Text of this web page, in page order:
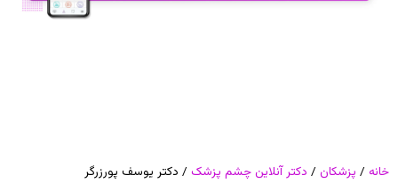
خانه / پزشکان / دکتر آنلاین چشم پزشک / دکتر یوسف پورزرگر